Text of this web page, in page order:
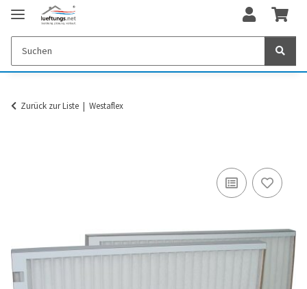
Zurück zur Liste Westaflex